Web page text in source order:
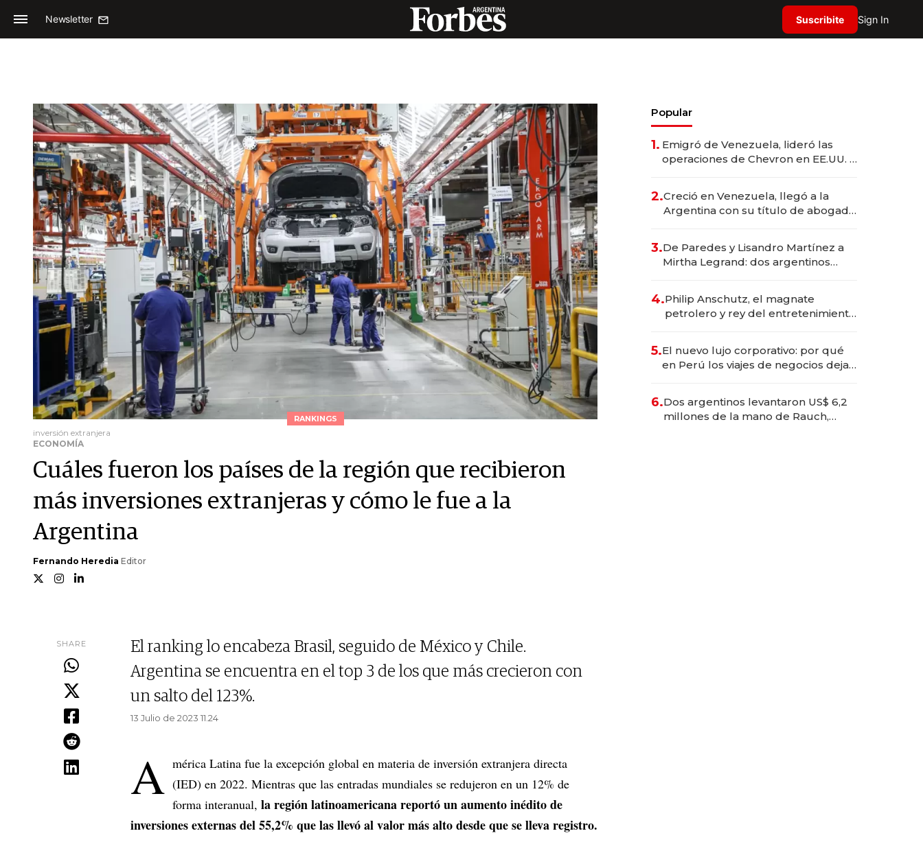
Newsletter Suscribite Sign In
RANKINGS
inversión extranjera
ECONOMÍA
Cuáles fueron los países de la región que recibieron
más inversiones extranjeras y cómo le fue a la
Argentina
Fernando Heredia Editor
SHARE
El ranking lo encabeza Brasil, seguido de México y Chile.
Argentina se encuentra en el top 3 de los que más crecieron con
un salto del 123%.
13 Julio de 2023 11.24
A mérica Latina fue la excepción global en materia de inversión extranjera directa
(IED) en 2022. Mientras que las entradas mundiales se redujeron en un 12% de
forma interanual, la región latinoamericana reportó un aumento inédito de
inversiones externas del 55,2% que las llevó al valor más alto desde que se lleva registro.
Popular
1. Emigró de Venezuela, lideró las
operaciones de Chevron en EE.UU. y
2.Creció en Venezuela, llegó a la
Argentina con su título de abogado
marcas "fast premium"
3.De Paredes y Lisandro Martínez a
Mirtha Legrand: dos argentinos
4.Philip Anschutz, el magnate
petrolero y rey del entretenimiento
5.El nuevo lujo corporativo: por qué
en Perú los viajes de negocios dejan
en experiencias transformadoras
6.Dos argentinos levantaron US$ 6,2
millones de la mano de Rauch,